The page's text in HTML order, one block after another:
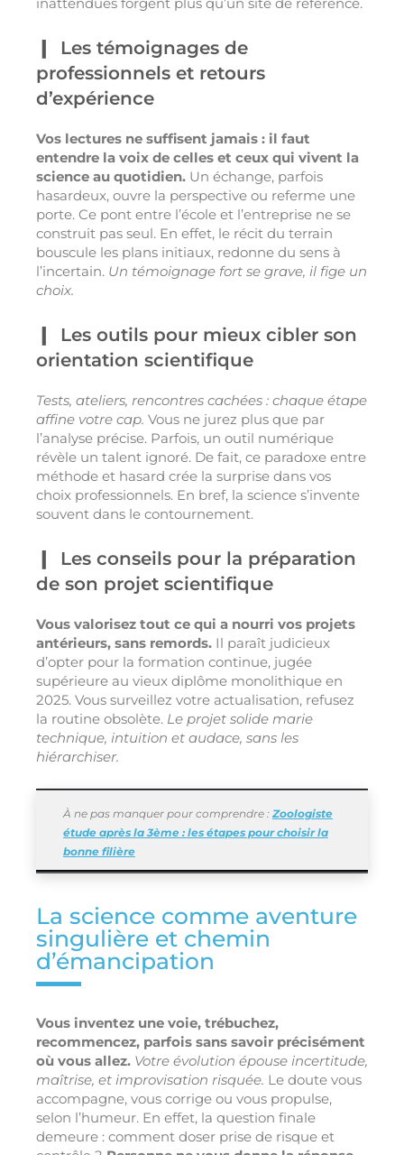
Les témoignages de
professionnels et retours
d’expérience
Vos lectures ne suffisent jamais : il faut
entendre la voix de celles et ceux qui vivent la
science au quotidien. Un échange, parfois
hasardeux, ouvre la perspective ou referme une
porte. Ce pont entre l’école et l’entreprise ne se
construit pas seul. En effet, le récit du terrain
bouscule les plans initiaux, redonne du sens à
l’incertain. Un témoignage fort se grave, il fige un
choix.
Les outils pour mieux cibler son
orientation scientifique
Tests, ateliers, rencontres cachées : chaque étape
affine votre cap. Vous ne jurez plus que par
l’analyse précise. Parfois, un outil numérique
révèle un talent ignoré. De fait, ce paradoxe entre
méthode et hasard crée la surprise dans vos
choix professionnels. En bref, la science s’invente
souvent dans le contournement.
Les conseils pour la préparation
de son projet scientifique
Vous valorisez tout ce qui a nourri vos projets
antérieurs, sans remords. Il paraît judicieux
d’opter pour la formation continue, jugée
supérieure au vieux diplôme monolithique en
2025. Vous surveillez votre actualisation, refusez
la routine obsolète. Le projet solide marie
technique, intuition et audace, sans les
hiérarchiser.
À ne pas manquer pour comprendre : Zoologiste
étude après la 3ème : les étapes pour choisir la
bonne filière
La science comme aventure
singulière et chemin
d’émancipation
Vous inventez une voie, trébuchez,
recommencez, parfois sans savoir précisément
où vous allez. Votre évolution épouse incertitude,
maîtrise, et improvisation risquée. Le doute vous
accompagne, vous corrige ou vous propulse,
selon l’humeur. En effet, la question finale
demeure : comment doser prise de risque et